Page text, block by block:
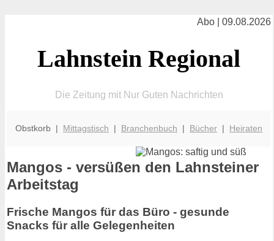
Abo | 09.08.2026
Lahnstein Regional
Die Zeitung mit Nur Guten Nachrichten
Obstkorb | Mittagstisch | Branchenbuch | Bücher | Heiraten
Mangos - versüßen den Lahnsteiner
Arbeitstag
Frische Mangos für das Büro - gesunde
Snacks für alle Gelegenheiten